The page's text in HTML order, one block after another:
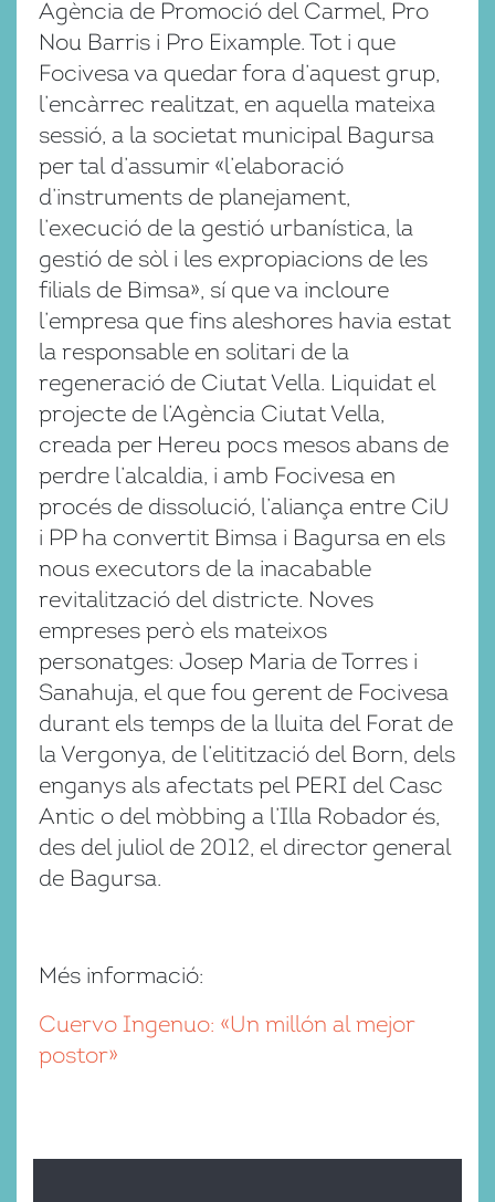
Agència de Promoció del Carmel, Pro
Nou Barris i Pro Eixample. Tot i que
Focivesa va quedar fora d’aquest grup,
l’encàrrec realitzat, en aquella mateixa
sessió, a la societat municipal Bagursa
per tal d’assumir «l’elaboració
d’instruments de planejament,
l’execució de la gestió urbanística, la
gestió de sòl i les expropiacions de les
filials de Bimsa», sí que va incloure
l’empresa que fins aleshores havia estat
la responsable en solitari de la
regeneració de Ciutat Vella. Liquidat el
projecte de l’Agència Ciutat Vella,
creada per Hereu pocs mesos abans de
perdre l’alcaldia, i amb Focivesa en
procés de dissolució, l’aliança entre CiU
i PP ha convertit Bimsa i Bagursa en els
nous executors de la inacabable
revitalització del districte. Noves
empreses però els mateixos
personatges: Josep Maria de Torres i
Sanahuja, el que fou gerent de Focivesa
durant els temps de la lluita del Forat de
la Vergonya, de l’elitització del Born, dels
enganys als afectats pel PERI del Casc
Antic o del mòbbing a l’Illa Robador és,
des del juliol de 2012, el director general
de Bagursa.
Més informació:
Cuervo Ingenuo: «Un millón al mejor
postor»